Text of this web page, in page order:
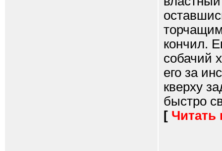
кончил.
собачий
его за
кверху
быстро
[ Читать